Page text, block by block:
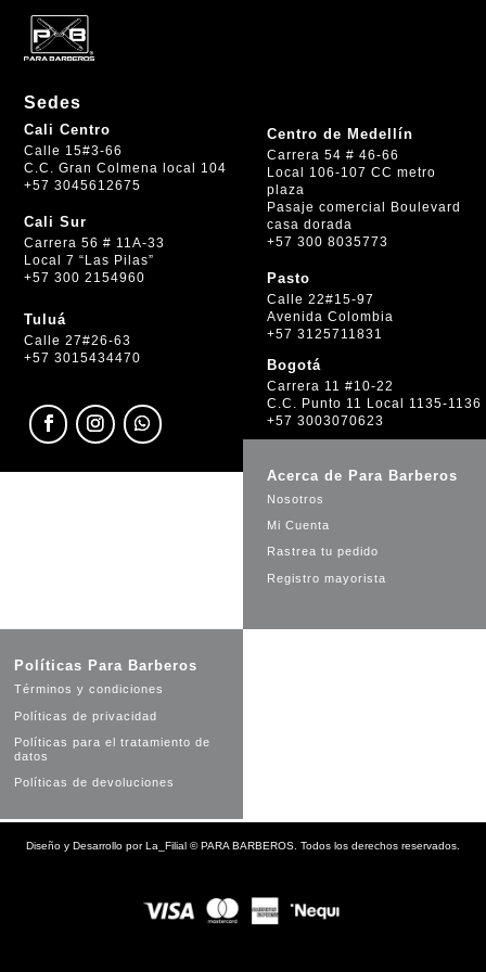
Sedes
Cali Centro
Calle 15#3-66
C.C. Gran Colmena local 104
+57 3045612675
Cali Sur
Carrera 56 # 11A-33
Local 7 “Las Pilas”
+57 300 2154960
Tuluá
Calle 27#26-63
+57 3015434470
Centro de Medellín
Carrera 54 # 46-66
Local 106-107 CC metro
plaza
Pasaje comercial Boulevard
casa dorada
+57 300 8035773
Pasto
Calle 22#15-97
Avenida Colombia
+57 3125711831
Bogotá
Carrera 11 #10-22
C.C. Punto 11 Local 1135-1136
+57 3003070623
Acerca de Para Barberos
Nosotros
Mi Cuenta
Rastrea tu pedido
Registro mayorista
Políticas Para Barberos
Términos y condiciones
Políticas de privacidad
Políticas para el tratamiento de
datos
Políticas de devoluciones
Diseño y Desarrollo porLa_Filial ©PARA BARBEROS. Todos los derechos reservados.